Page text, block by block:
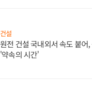
건설
원전 건설 국내외서 속도 붙어
'약속의 시간'